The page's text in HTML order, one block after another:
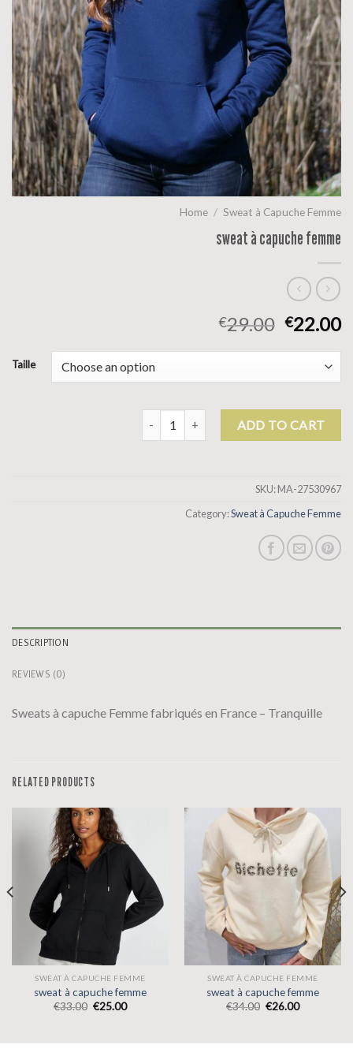
Home / Sweat à Capuche Femme
sweat à capuche femme
€29.00 €22.00
Taille
sweat à capuche femme quantity
ADD TO CART
SKU:MA-27530967
Category:Sweat à Capuche Femme
DESCRIPTION
REVIEWS (0)
Sweats à capuche Femme fabriqués en France – Tranquille
RELATED PRODUCTS
SWEAT À CAPUCHE FEMME
sweat à capuche femme
€33.00 €25.00
SWEAT À CAPUCHE FEMME
sweat à capuche femme
€34.00 €26.00